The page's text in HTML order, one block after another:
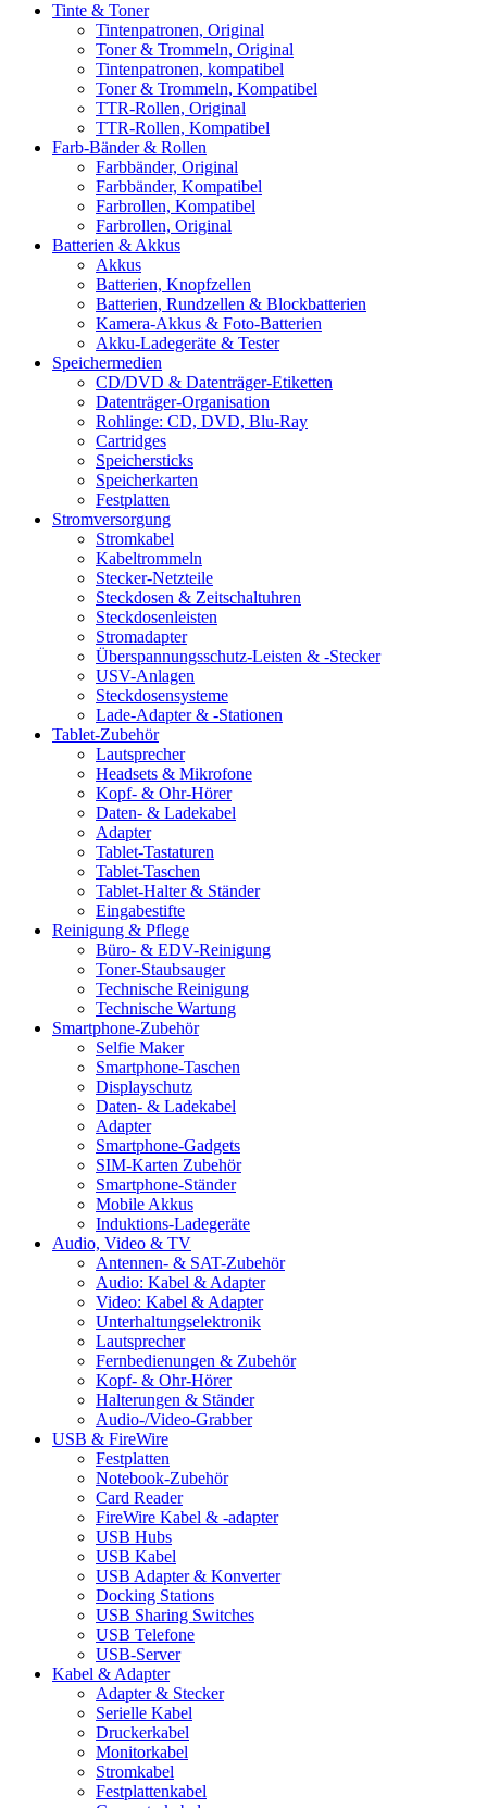
Tinte & Toner
Tintenpatronen, Original
Toner & Trommeln, Original
Tintenpatronen, kompatibel
Toner & Trommeln, Kompatibel
TTR-Rollen, Original
TTR-Rollen, Kompatibel
Farb-Bänder & Rollen
Farbbänder, Original
Farbbänder, Kompatibel
Farbrollen, Kompatibel
Farbrollen, Original
Batterien & Akkus
Akkus
Batterien, Knopfzellen
Batterien, Rundzellen & Blockbatterien
Kamera-Akkus & Foto-Batterien
Akku-Ladegeräte & Tester
Speichermedien
CD/DVD & Datenträger-Etiketten
Datenträger-Organisation
Rohlinge: CD, DVD, Blu-Ray
Cartridges
Speichersticks
Speicherkarten
Festplatten
Stromversorgung
Stromkabel
Kabeltrommeln
Stecker-Netzteile
Steckdosen & Zeitschaltuhren
Steckdosenleisten
Stromadapter
Überspannungsschutz-Leisten & -Stecker
USV-Anlagen
Steckdosensysteme
Lade-Adapter & -Stationen
Tablet-Zubehör
Lautsprecher
Headsets & Mikrofone
Kopf- & Ohr-Hörer
Daten- & Ladekabel
Adapter
Tablet-Tastaturen
Tablet-Taschen
Tablet-Halter & Ständer
Eingabestifte
Reinigung & Pflege
Büro- & EDV-Reinigung
Toner-Staubsauger
Technische Reinigung
Technische Wartung
Smartphone-Zubehör
Selfie Maker
Smartphone-Taschen
Displayschutz
Daten- & Ladekabel
Adapter
Smartphone-Gadgets
SIM-Karten Zubehör
Smartphone-Ständer
Mobile Akkus
Induktions-Ladegeräte
Audio, Video & TV
Antennen- & SAT-Zubehör
Audio: Kabel & Adapter
Video: Kabel & Adapter
Unterhaltungselektronik
Lautsprecher
Fernbedienungen & Zubehör
Kopf- & Ohr-Hörer
Halterungen & Ständer
Audio-/Video-Grabber
USB & FireWire
Festplatten
Notebook-Zubehör
Card Reader
FireWire Kabel & -adapter
USB Hubs
USB Kabel
USB Adapter & Konverter
Docking Stations
USB Sharing Switches
USB Telefone
USB-Server
Kabel & Adapter
Adapter & Stecker
Serielle Kabel
Druckerkabel
Monitorkabel
Stromkabel
Festplattenkabel